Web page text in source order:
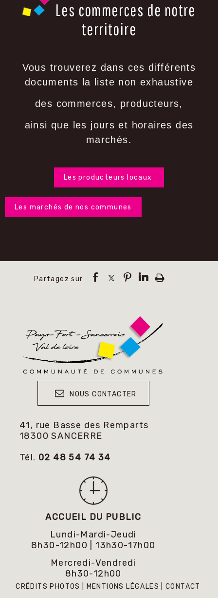
Les commerces de notre
territoire
Vous trouverez dans ces différents
documents la liste non exhaustive
des commerces, producteurs,
ainsi que les jours et horaires des
marchés.
Les producteurs locaux
Les marchés de nos communes
NOUS CONTACTER
41, rue Basse des Remparts
18300 SANCERRE
Tél. 02 48 54 74 34
ACCUEIL DU PUBLIC
Lundi-Mardi-Jeudi
8h30-12h00 | 13h30-17h00
Mercredi-Vendredi
8h30-12h00
CRÉDITS PHOTOS MENTIONS LÉGALES CONTACT